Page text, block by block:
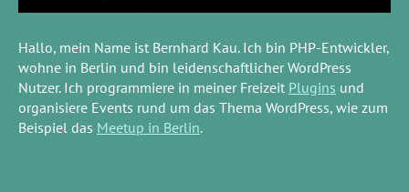
Hallo, mein Name ist Bernhard Kau. Ich bin PHP-Entwickler,
wohne in Berlin und bin leidenschaftlicher WordPress
Nutzer. Ich programmiere in meiner Freizeit Plugins und
organisiere Events rund um das Thema WordPress, wie zum
Beispiel das Meetup in Berlin.